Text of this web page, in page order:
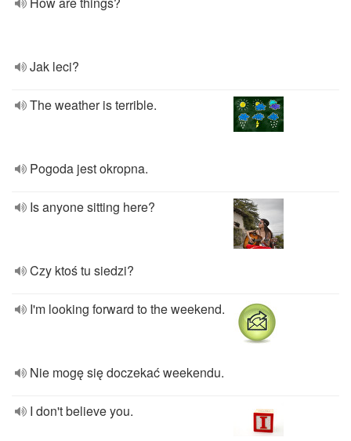
Jak leci?
The weather is terrible.
Pogoda jest okropna.
Is anyone sitting here?
Czy ktoś tu siedzi?
I'm looking forward to the weekend.
Nie mogę się doczekać weekendu.
I don't believe you.